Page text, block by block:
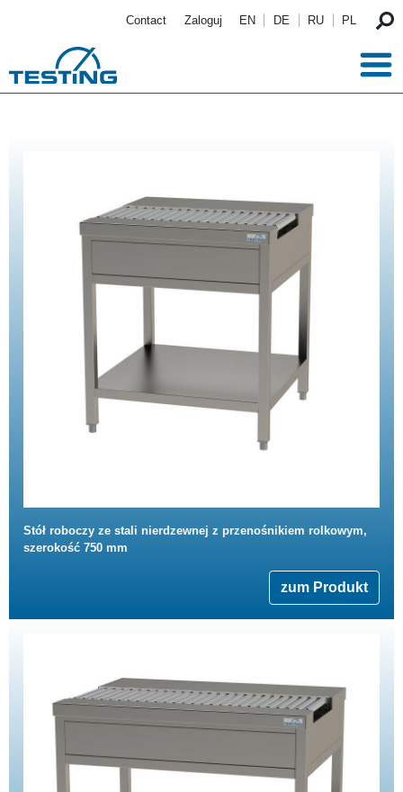
Contact Zaloguj EN DE RU PL
Stół roboczy ze stali nierdzewnej z przenośnikiem rolkowym,
szerokość 750 mm
zum Produkt